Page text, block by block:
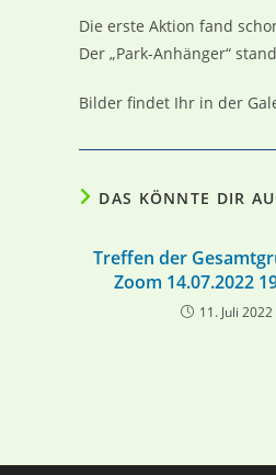
Die erste Aktion fand
Der „Park-Anhänger“
Bilder findet Ihr in der
DAS KÖNNTE DIR
Treffen der
Zoom 14.07.2022
11. Juli 2022